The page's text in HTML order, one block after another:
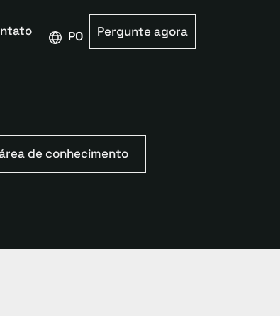
PORTUGUÊS
Pergunte agora
de conhecimento